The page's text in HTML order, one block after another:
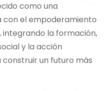
como una
el empoderamiento
integrando la formación,
y la acción
un futuro más